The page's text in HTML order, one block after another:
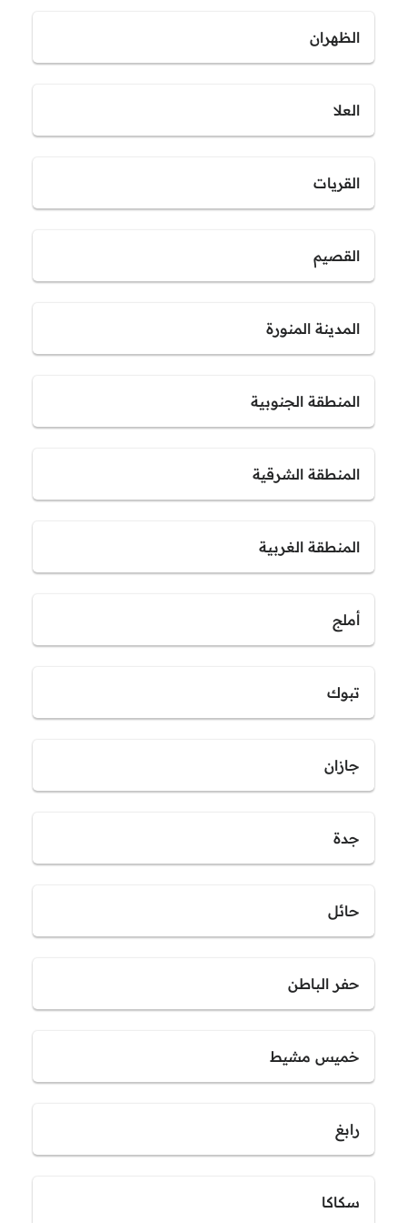
الظهران
العلا
القريات
القصيم
المدينة المنورة
المنطقة الجنوبية
المنطقة الشرقية
المنطقة الغربية
أملج
تبوك
جازان
جدة
حائل
حفر الباطن
خميس مشيط
رابغ
سكاكا